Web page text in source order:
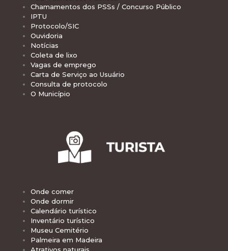
Chamamentos dos PSSs / Concurso Público
IPTU
Protocolo/SIC
Ouvidoria
Notícias
Coleta de lixo
Vagas de emprego
Carta de Serviço ao Usuário
Consulta de protocolo
O Município
Onde comer
Onde dormir
Calendário turístico
Inventário turístico
Museu Cemitério
Palmeira em Madeira
Atrativos naturais